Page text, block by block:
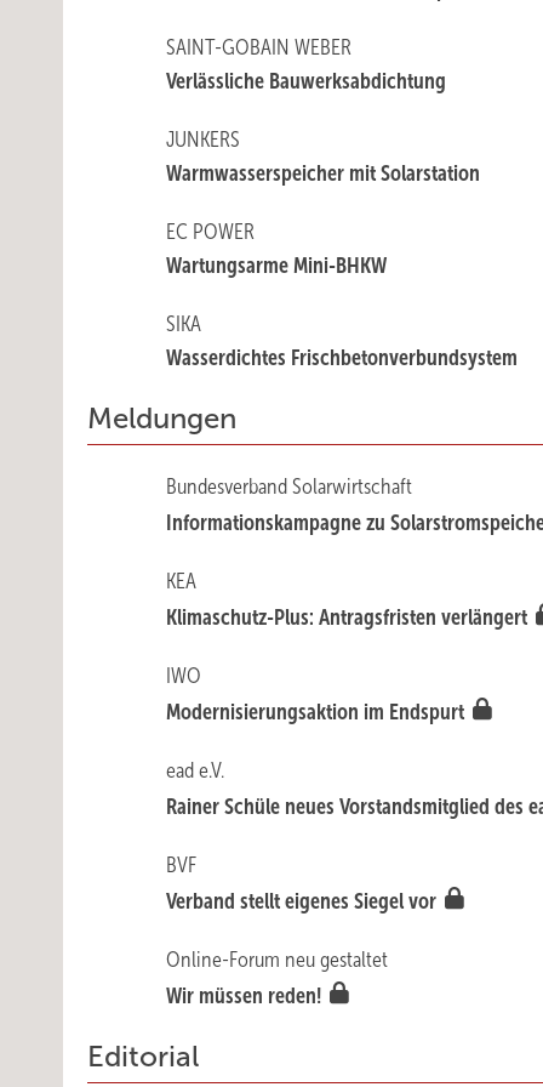
SAINT-GOBAIN WEBER
Verlässliche Bauwerksabdichtung
JUNKERS
Warmwasserspeicher mit Solarstation
EC POWER
Wartungsarme Mini-BHKW
SIKA
Wasserdichtes Frischbetonverbundsystem
Meldungen
Bundesverband Solarwirtschaft
Informationskampagne zu
KEA
Klimaschutz-Plus: Antragsfristen verlängert
IWO
Modernisierungsaktion im Endspurt
ead e.V.
Rainer Schüle neues Vorstandsmitglied des
BVF
Verband stellt eigenes Siegel vor
Online-Forum neu gestaltet
Wir müssen reden!
Editorial